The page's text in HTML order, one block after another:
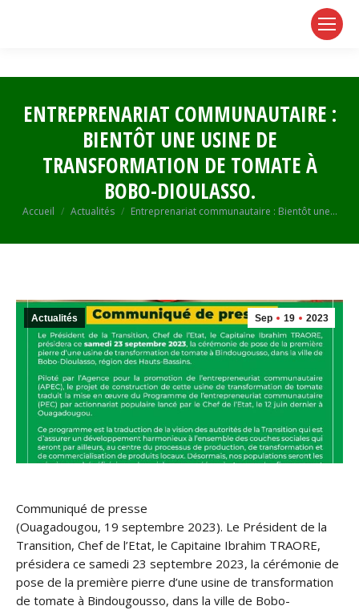
ENTREPRENARIAT COMMUNAUTAIRE :
BIENTÔT UNE USINE DE
TRANSFORMATION DE TOMATE À
BOBO-DIOULASSO.
Vous êtes ici :
Accueil Actualités Entreprenariat communautaire : Bientôt une…
Sep 19 2023
Actualités
Communiqué de presse
(Ouagadougou, 19 septembre 2023). Le Président de la
Transition, Chef de l’Etat, le Capitaine Ibrahim TRAORE,
présidera ce samedi 23 septembre 2023, la cérémonie de
pose de la première pierre d’une usine de transformation
de tomate à Bindougousso, dans la ville de Bobo-